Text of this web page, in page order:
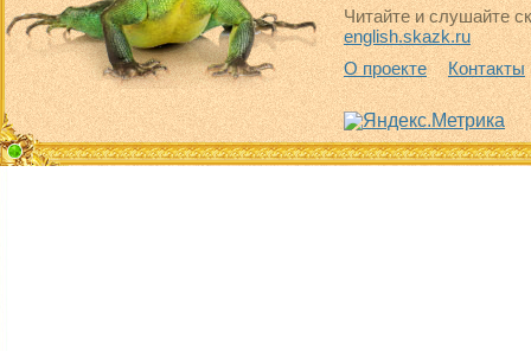
Читайте и слушайте
english.skazk.ru
О проекте
Контакты